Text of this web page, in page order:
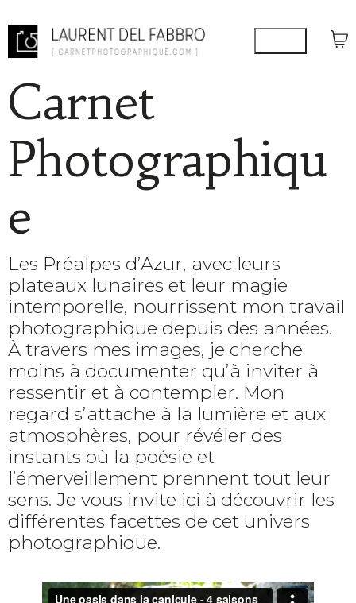
Carnet
Photographiqu
e
Les Préalpes d’Azur, avec leurs
plateaux lunaires et leur magie
intemporelle, nourrissent mon travail
photographique depuis des années.
À travers mes images, je cherche
moins à documenter qu’à inviter à
ressentir et à contempler. Mon
regard s’attache à la lumière et aux
atmosphères, pour révéler des
instants où la poésie et
l’émerveillement prennent tout leur
sens. Je vous invite ici à découvrir les
différentes facettes de cet univers
photographique.